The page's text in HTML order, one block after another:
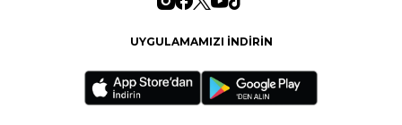
UYGULAMAMIZI İNDİRİN